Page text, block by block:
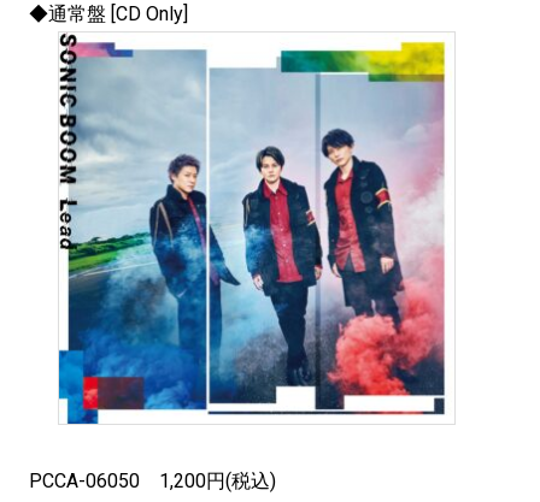
◆通常盤 [CD Only]
PCCA-06050 1,200円(税込)